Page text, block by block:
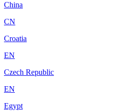
China
CN
Croatia
EN
Czech Republic
EN
Egypt